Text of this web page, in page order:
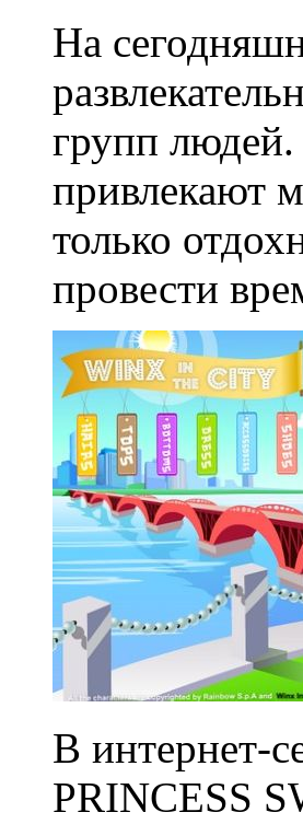
На
групп
привлекают
только
провести
В интернет-
PRINCESS